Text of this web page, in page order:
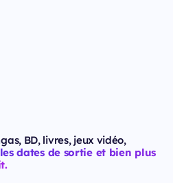
BD, livres, jeux vidéo,
dates de sortie et bien plus